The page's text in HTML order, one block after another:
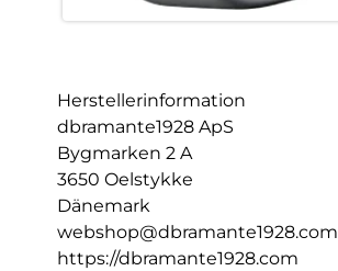
Herstellerinformation
dbramante1928 ApS
Bygmarken 2 A
3650 Oelstykke
Dänemark
webshop@dbramante1928.com
https://dbramante1928.com